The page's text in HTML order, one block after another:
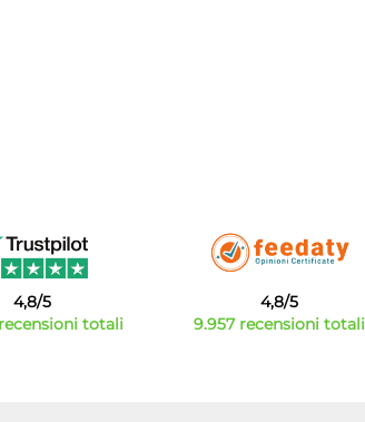
4,8/5
totali
4,8/5
9.957 recensioni totali